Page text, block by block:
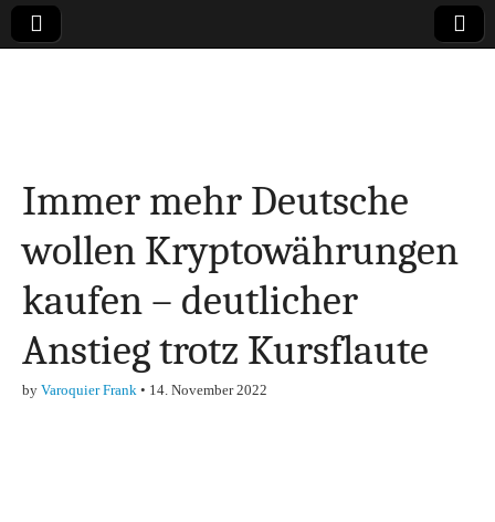
Finanzen,
Marketing-, Vertrieb-
& Investment-Tipps
Immer mehr Deutsche
wollen Kryptowährungen
kaufen – deutlicher
Anstieg trotz Kursflaute
by Varoquier Frank • 14. November 2022